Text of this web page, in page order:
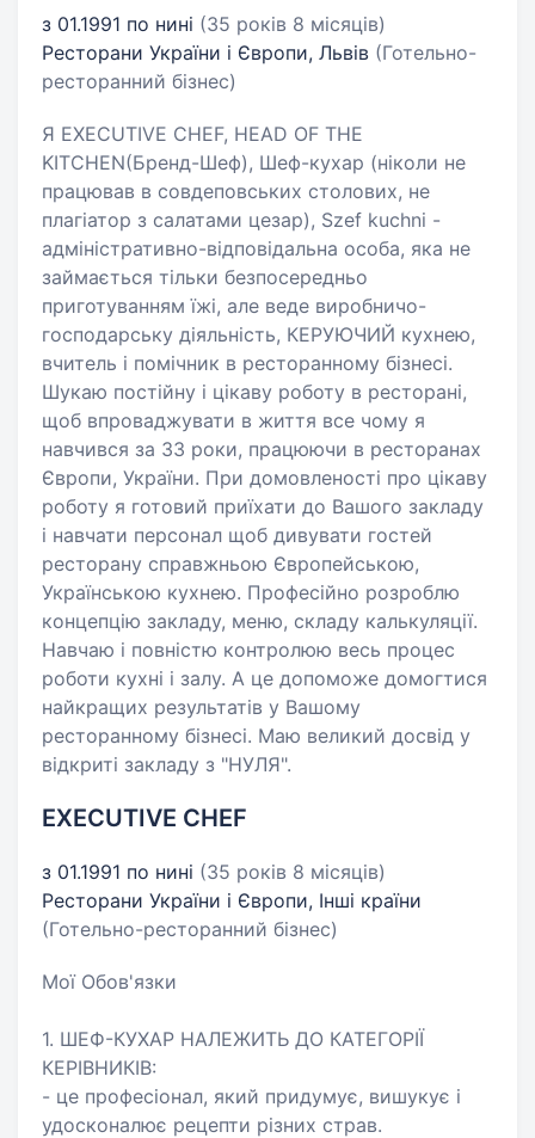
з 01.1991 по нині (35 років 8 місяців)
Ресторани України і Європи, Львів (Готельно-
ресторанний бізнес)
Я EXECUTIVE CHEF, HEAD OF THE
KITCHEN(Бренд-Шеф), Шеф-кухар (ніколи не
працював в совдеповських столових, не
плагіатор з салатами цезар), Szef kuchni -
адміністративно-відповідальна особа, яка не
займається тільки безпосередньо
приготуванням їжі, але веде виробничо-
господарську діяльність, КЕРУЮЧИЙ кухнею,
вчитель і помічник в ресторанному бізнесі.
Шукаю постійну і цікаву роботу в ресторані,
щоб впроваджувати в життя все чому я
навчився за 33 роки, працюючи в ресторанах
Європи, України. При домовленості про цікаву
роботу я готовий приїхати до Вашого закладу
і навчати персонал щоб дивувати гостей
ресторану справжньою Європейською,
Українською кухнею. Професійно розроблю
концепцію закладу, меню, складу калькуляції.
Навчаю і повністю контролюю весь процес
роботи кухні і залу. А це допоможе домогтися
найкращих результатів у Вашому
ресторанному бізнесі. Маю великий досвід у
відкриті закладу з "НУЛЯ".
EXECUTIVE CHEF
з 01.1991 по нині (35 років 8 місяців)
Ресторани України і Європи, Інші країни
(Готельно-ресторанний бізнес)
Мої Обов'язки
1. ШЕФ-КУХАР НАЛЕЖИТЬ ДО КАТЕГОРІЇ
КЕРІВНИКІВ:
- це професіонал, який придумує, вишукує і
удосконалює рецепти різних страв.